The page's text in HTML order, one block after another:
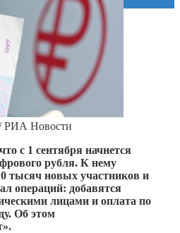
РИА Новости
с 1 сентября начнется
рубля. К нему
тысяч новых участников и
операций: добавятся
лицами и оплата по
Об этом